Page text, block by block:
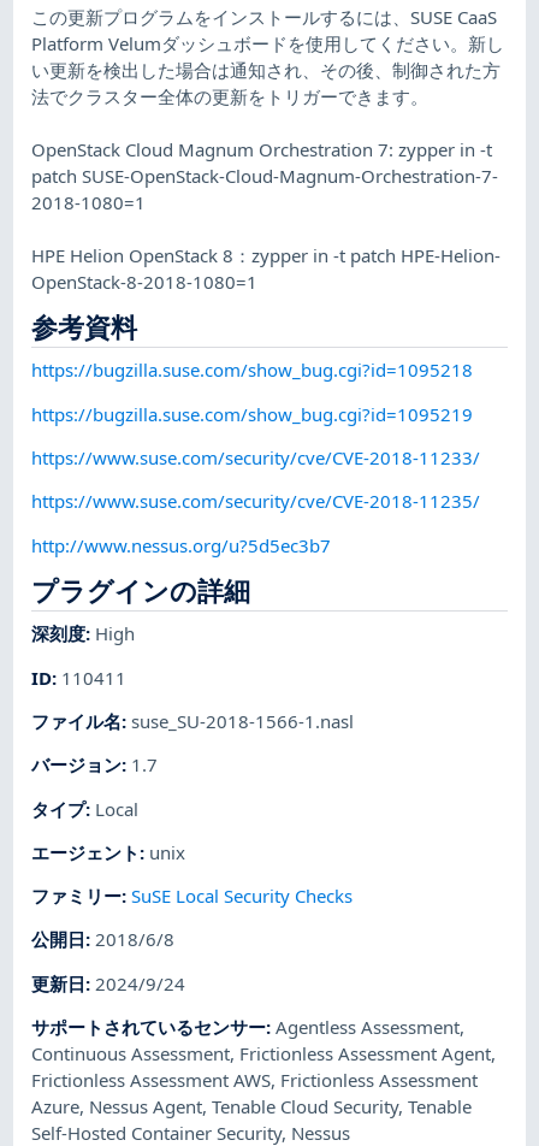
この更新プログラムをインストールするには、SUSE CaaS
Platform Velumダッシュボードを使用してください。新し
い更新を検出した場合は通知され、その後、制御された方
法でクラスター全体の更新をトリガーできます。
OpenStack Cloud Magnum Orchestration 7: zypper in -t
patch SUSE-OpenStack-Cloud-Magnum-Orchestration-7-
2018-1080=1
HPE Helion OpenStack 8：zypper in -t patch HPE-Helion-
OpenStack-8-2018-1080=1
参考資料
https://bugzilla.suse.com/show_bug.cgi?id=1095218
https://bugzilla.suse.com/show_bug.cgi?id=1095219
https://www.suse.com/security/cve/CVE-2018-11233/
https://www.suse.com/security/cve/CVE-2018-11235/
http://www.nessus.org/u?5d5ec3b7
プラグインの詳細
深刻度: High
ID: 110411
ファイル名:suse_SU-2018-1566-1.nasl
バージョン: 1.7
タイプ: Local
エージェント : unix
ファミリー:SuSE Local Security Checks
公開日:2018/6/8
更新日: 2024/9/24
サポートされているセンサー:Agentless Assessment,
Continuous Assessment, Frictionless Assessment Agent,
Frictionless Assessment AWS, Frictionless Assessment
Azure, Nessus Agent,Tenable Cloud Security,Tenable
Self-Hosted Container Security, Nessus